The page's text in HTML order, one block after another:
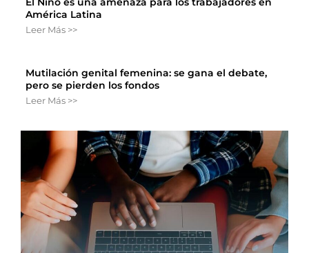
América Latina
Leer Más >>
Mutilación genital femenina: se gana el debate,
pero se pierden los fondos
Leer Más >>